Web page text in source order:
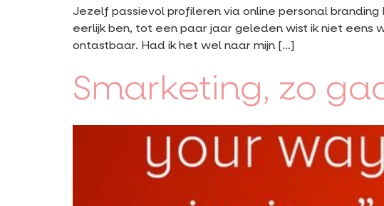
Jezelf passievol profileren via online personal branding
eerlijk ben, tot een paar jaar geleden wist ik niet eens
ontastbaar. Had ik het wel naar mijn […]
Smarketing, zo